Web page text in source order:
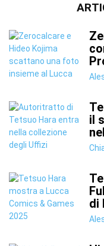
il
di